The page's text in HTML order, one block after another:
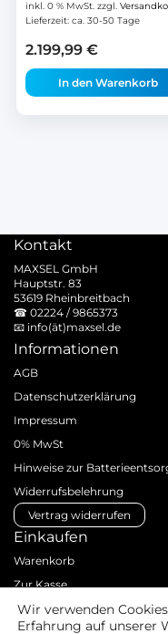
inkl. 0 % MwSt. zzgl.
Lieferzeit: ca. 30-50 Tage
2.199,99 €
In den Warenkorb
Kontakt
MAXSEL GmbH
Hauptstr. 83
53619 Rheinbreitbach
☎ 02224 / 9865373
📧 info(ät)maxsel.de
Informationen
AGB
Datenschutzerklärung
Impressum
0% MwSt
Hinweise zur
Widerrufsbelehrung
Vertrag widerrufen
Einkaufen
Warenkorb
Zur Kasse
Zahlungsarten
Wir verwenden
Erfahrung auf unserer